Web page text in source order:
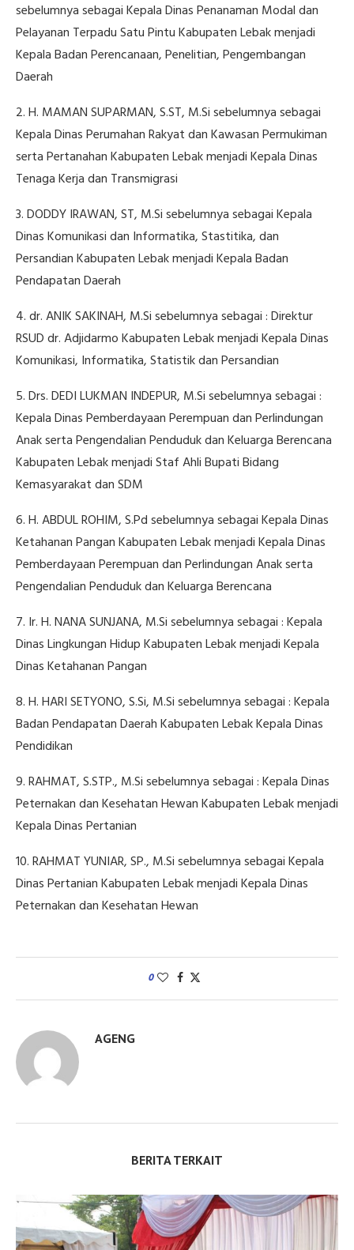
sebelumnya sebagai Kepala Dinas Penanaman Modal dan
Pelayanan Terpadu Satu Pintu Kabupaten Lebak menjadi
Kepala Badan Perencanaan, Penelitian, Pengembangan
Daerah
2. H. MAMAN SUPARMAN, S.ST, M.Si sebelumnya sebagai
Kepala Dinas Perumahan Rakyat dan Kawasan Permukiman
serta Pertanahan Kabupaten Lebak menjadi Kepala Dinas
Tenaga Kerja dan Transmigrasi
3. DODDY IRAWAN, ST, M.Si sebelumnya sebagai Kepala
Dinas Komunikasi dan Informatika, Stastitika, dan
Persandian Kabupaten Lebak menjadi Kepala Badan
Pendapatan Daerah
4. dr. ANIK SAKINAH, M.Si sebelumnya sebagai : Direktur
RSUD dr. Adjidarmo Kabupaten Lebak menjadi Kepala Dinas
Komunikasi, Informatika, Statistik dan Persandian
5. Drs. DEDI LUKMAN INDEPUR, M.Si sebelumnya sebagai :
Kepala Dinas Pemberdayaan Perempuan dan Perlindungan
Anak serta Pengendalian Penduduk dan Keluarga Berencana
Kabupaten Lebak menjadi Staf Ahli Bupati Bidang
Kemasyarakat dan SDM
6. H. ABDUL ROHIM, S.Pd sebelumnya sebagai Kepala Dinas
Ketahanan Pangan Kabupaten Lebak menjadi Kepala Dinas
Pemberdayaan Perempuan dan Perlindungan Anak serta
Pengendalian Penduduk dan Keluarga Berencana
7. Ir. H. NANA SUNJANA, M.Si sebelumnya sebagai : Kepala
Dinas Lingkungan Hidup Kabupaten Lebak menjadi Kepala
Dinas Ketahanan Pangan
8. H. HARI SETYONO, S.Si, M.Si sebelumnya sebagai : Kepala
Badan Pendapatan Daerah Kabupaten Lebak Kepala Dinas
Pendidikan
9. RAHMAT, S.STP., M.Si sebelumnya sebagai : Kepala Dinas
Peternakan dan Kesehatan Hewan Kabupaten Lebak menjadi
Kepala Dinas Pertanian
10. RAHMAT YUNIAR, SP., M.Si sebelumnya sebagai Kepala
Dinas Pertanian Kabupaten Lebak menjadi Kepala Dinas
Peternakan dan Kesehatan Hewan
0
AGENG
BERITA TERKAIT